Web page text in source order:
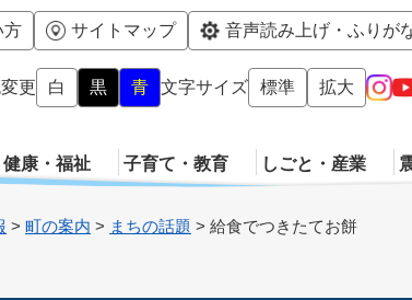
メニューを飛ばして本文へ
方 サイトマップ 音声読み上げ・ふりが
更 白 黒 青 文字サイズ 標準 拡大
健康・福祉 子育て・教育 しごと・産業
> 町の案内 > まちの話題 > 給食でつきたてお餅